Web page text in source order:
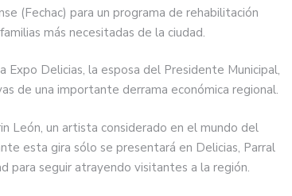
(Fechac) para un programa de rehabilitación
más necesitadas de la ciudad.
Expo Delicias, la esposa del Presidente Municipal,
de una importante derrama económica regional.
León, un artista considerado en el mundo del
esta gira sólo se presentará en Delicias, Parral
para seguir atrayendo visitantes a la región.